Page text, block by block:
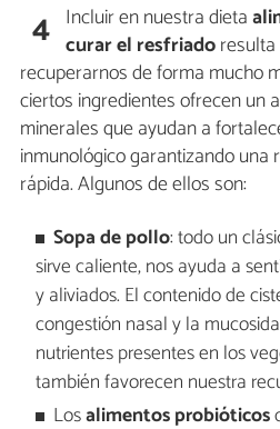
4 Incluir en nuestra dieta
curar el resfriado
recuperarnos de forma mucho
ciertos ingredientes ofrecen un
minerales que ayudan a
inmunológico garantizando una
rápida. Algunos de ellos son:
Sopa de pollo: todo un
sirve caliente, nos ayuda a
y aliviados. El contenido de
congestión nasal y la
nutrientes presentes en los
también favorecen nuestra
Losalimentos probióticos